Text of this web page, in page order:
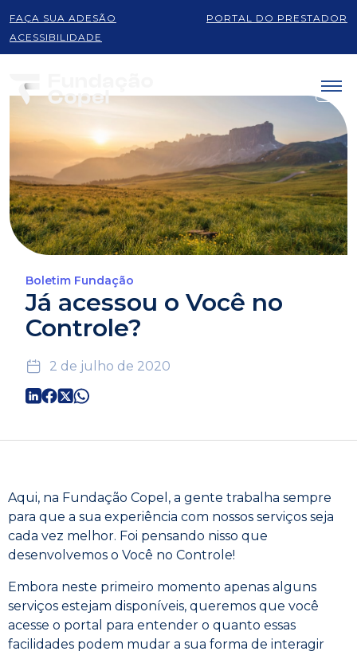
FAÇA SUA ADESÃO
PORTAL DO PRESTADOR
ACESSIBILIDADE
Boletim Fundação
Já acessou o Você no
Controle?
2 de julho de 2020
Aqui, na Fundação Copel, a gente trabalha sempre
para que a sua experiência com nossos serviços seja
cada vez melhor. Foi pensando nisso que
desenvolvemos o Você no Controle!
Embora neste primeiro momento apenas alguns
serviços estejam disponíveis, queremos que você
acesse o portal para entender o quanto essas
facilidades podem mudar a sua forma de interagir